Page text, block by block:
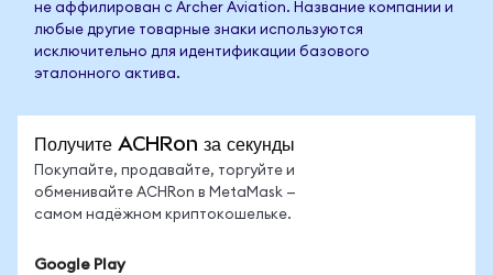
не аффилирован с Archer Aviation. Название компании и
любые другие товарные знаки используются
исключительно для идентификации базового
эталонного актива.
Получите ACHRon за секунды
Покупайте, продавайте, торгуйте и
обменивайте ACHRon в MetaMask —
самом надёжном криптокошельке.
Google Play